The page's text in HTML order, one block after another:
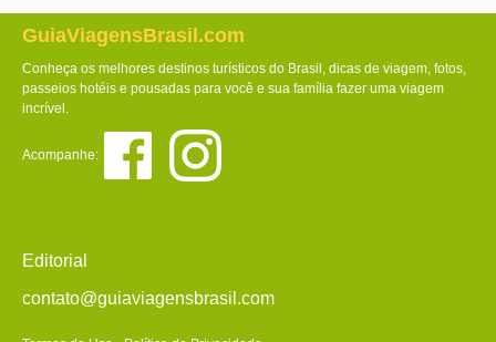
GuiaViagensBrasil.com
Conheça os melhores destinos turísticos do Brasil, dicas de viagem, fotos,
passeios hotéis e pousadas para você e sua família fazer uma viagem
incrível.
Acompanhe:
Editorial
contato@guiaviagensbrasil.com